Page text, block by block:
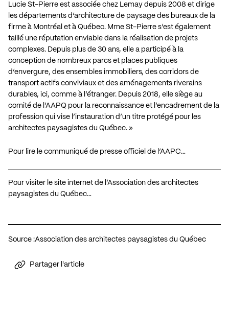
Lucie St-Pierre est associée chez Lemay depuis 2008 et dirige
les départements d’architecture de paysage des bureaux de la
firme à Montréal et à Québec. Mme St-Pierre s’est également
taillé une réputation enviable dans la réalisation de projets
complexes. Depuis plus de 30 ans, elle a participé à la
conception de nombreux parcs et places publiques
d’envergure, des ensembles immobiliers, des corridors de
transport actifs conviviaux et des aménagements riverains
durables, ici, comme à l’étranger. Depuis 2018, elle siège au
comité de l’AAPQ pour la reconnaissance et l’encadrement de la
profession qui vise l’instauration d’un titre protégé pour les
architectes paysagistes du Québec. »
Pour lire le communiqué de presse officiel de l’AAPC…
Pour visiter le site internet de l’Association des architectes
paysagistes du Québec…
Source :Association des architectes paysagistes du Québec
Partager l'article